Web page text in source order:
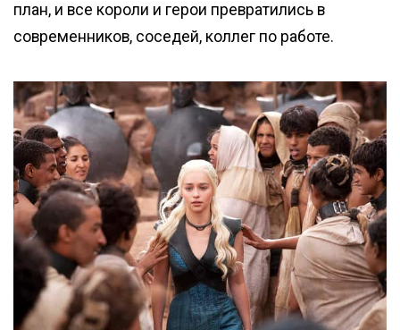
план, и все короли и герои превратились в
современников, соседей, коллег по работе.